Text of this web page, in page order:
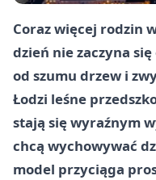
Coraz więcej rodzin
dzień nie zaczyna
od szumu drzew i
Łodzi leśne
stają się wyraźnym
chcą wychowywać
model przyciąga